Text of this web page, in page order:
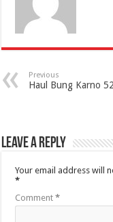
Previous
Haul Bung Karno 52
Leave a Reply
Your email address will
*
Comment*